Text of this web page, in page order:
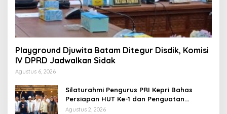
Playground Djuwita Batam Ditegur Disdik, Komisi
IV DPRD Jadwalkan Sidak
Agustus 6, 2026
Silaturahmi Pengurus PRI Kepri Bahas
Persiapan HUT Ke-1 dan Penguatan
Konsolidasi Partai
Agustus 2, 2026